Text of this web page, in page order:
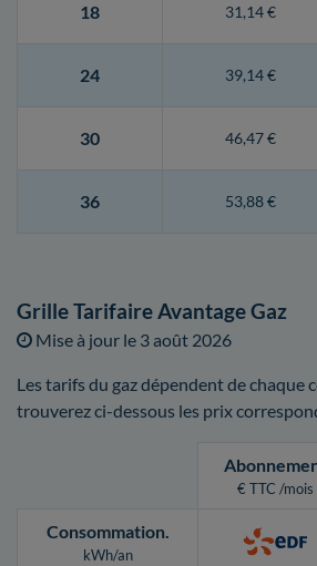
18 31,14 €
24 39,14 €
30 46,47 €
36 53,88 €
Grille Tarifaire Avantage Gaz
Mise à jour le 3 août 2026
Les tarifs du gaz dépendent de chaque
trouverez ci-dessous les prix
€ TTC /mois
Consommation.
kWh/an